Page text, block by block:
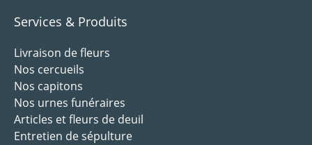
Services & Produits
Livraison de fleurs
Nos cercueils
Nos capitons
Nos urnes funéraires
Articles et fleurs de deuil
Entretien de sépulture